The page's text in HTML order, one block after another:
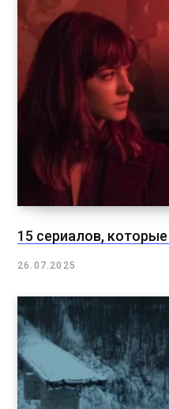
15 сериалов,
26.07.2025